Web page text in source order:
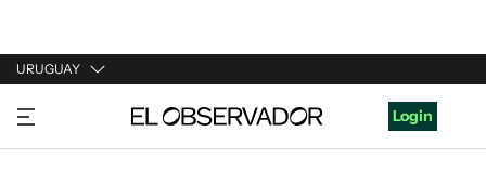
URUGUAY
URUGUAY
ARGENTINA
Login